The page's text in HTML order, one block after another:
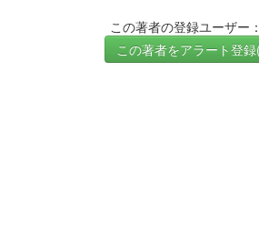
この著者の登録ユーザー
この著者をアラート登